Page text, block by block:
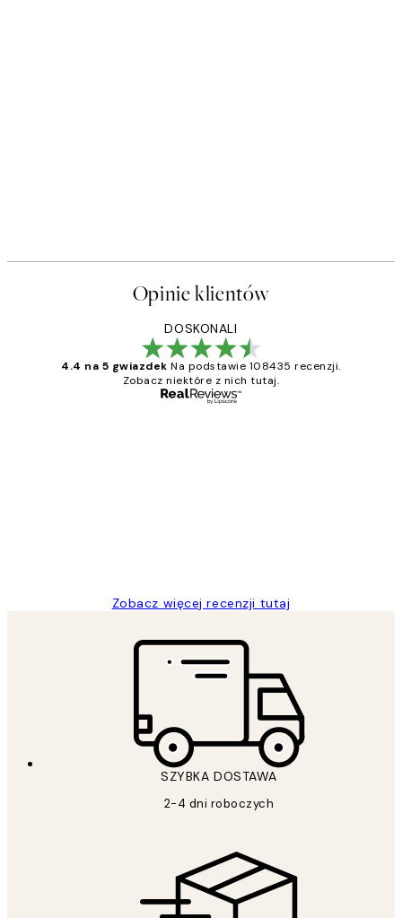
Opinie klientów
DOSKONALI
4.4 na 5 gwiazdek Na podstawie 108435 recenzji.
Zobacz niektóre z nich tutaj.
Zobacz więcej recenzji tutaj
SZYBKA DOSTAWA
2-4 dni roboczych